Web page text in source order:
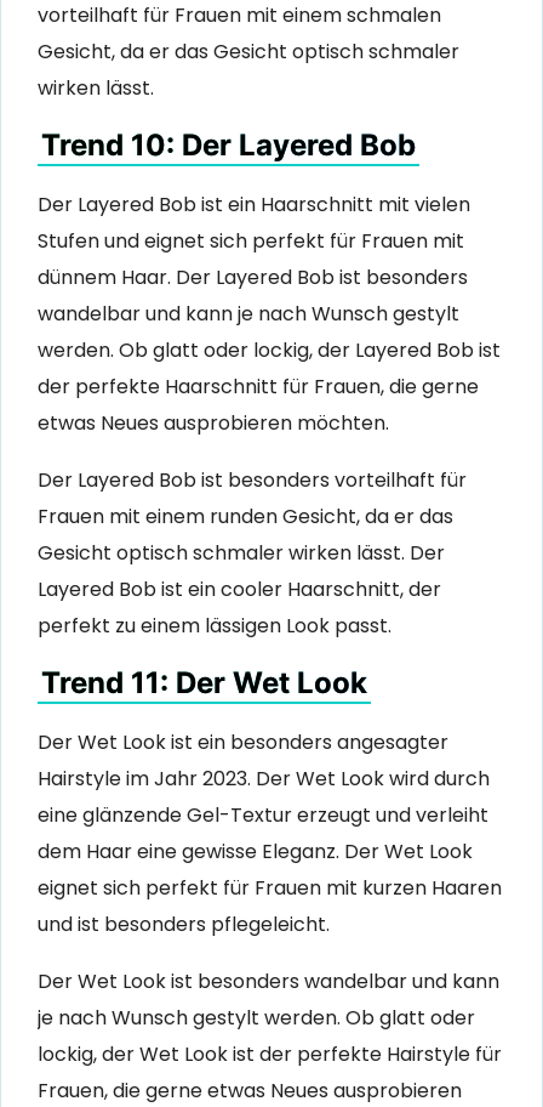
vorteilhaft für Frauen mit einem schmalen
Gesicht, da er das Gesicht optisch schmaler
wirken lässt.
Trend 10: Der Layered Bob
Der Layered Bob ist ein Haarschnitt mit vielen
Stufen und eignet sich perfekt für Frauen mit
dünnem Haar. Der Layered Bob ist besonders
wandelbar und kann je nach Wunsch gestylt
werden. Ob glatt oder lockig, der Layered Bob ist
der perfekte Haarschnitt für Frauen, die gerne
etwas Neues ausprobieren möchten.
Der Layered Bob ist besonders vorteilhaft für
Frauen mit einem runden Gesicht, da er das
Gesicht optisch schmaler wirken lässt. Der
Layered Bob ist ein cooler Haarschnitt, der
perfekt zu einem lässigen Look passt.
Trend 11: Der Wet Look
Der Wet Look ist ein besonders angesagter
Hairstyle im Jahr 2023. Der Wet Look wird durch
eine glänzende Gel-Textur erzeugt und verleiht
dem Haar eine gewisse Eleganz. Der Wet Look
eignet sich perfekt für Frauen mit kurzen Haaren
und ist besonders pflegeleicht.
Der Wet Look ist besonders wandelbar und kann
je nach Wunsch gestylt werden. Ob glatt oder
lockig, der Wet Look ist der perfekte Hairstyle für
Frauen, die gerne etwas Neues ausprobieren